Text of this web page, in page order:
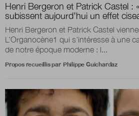
Henri Bergeron et Patrick Castel : «
subissent aujourd’hui un effet
Henri Bergeron et Patrick Castel
L’Organocène1 qui s’intéresse à une
de notre époque moderne : l...
Propos recueillis par Philippe Guichardaz